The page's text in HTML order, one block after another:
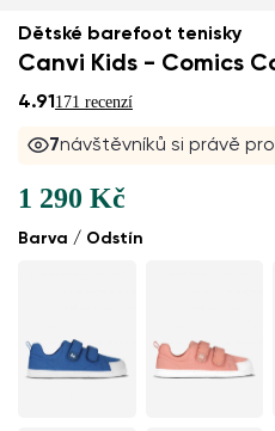
Dětské barefoot tenisky
Canvi Kids - Comics
4.91171 recenzí
7návštěvníků si právě
Barva / Odstín
1 290 Kč